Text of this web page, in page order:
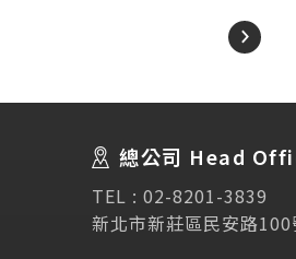
About Us 關於我們
講座活動
Testimonial 學生推薦
總公司 Head
TEL : 02-8201-3839
新北市新莊區民安路